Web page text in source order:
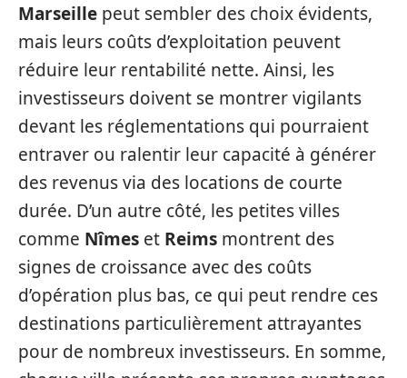
Marseille peut sembler des choix évidents,
mais leurs coûts d’exploitation peuvent
réduire leur rentabilité nette. Ainsi, les
investisseurs doivent se montrer vigilants
devant les réglementations qui pourraient
entraver ou ralentir leur capacité à générer
des revenus via des locations de courte
durée. D’un autre côté, les petites villes
comme Nîmes et Reims montrent des
signes de croissance avec des coûts
d’opération plus bas, ce qui peut rendre ces
destinations particulièrement attrayantes
pour de nombreux investisseurs. En somme,